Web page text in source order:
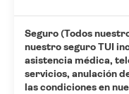
Seguro (Todos
nuestro seguro TUI
asistencia médica,
servicios, anulación
las condiciones en